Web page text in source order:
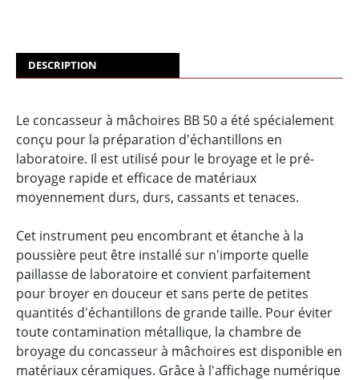
DESCRIPTION
Le concasseur à mâchoires BB 50 a été spécialement
conçu pour la préparation d'échantillons en
laboratoire. Il est utilisé pour le broyage et le pré-
broyage rapide et efficace de matériaux
moyennement durs, durs, cassants et tenaces.
Cet instrument peu encombrant et étanche à la
poussière peut être installé sur n'importe quelle
paillasse de laboratoire et convient parfaitement
pour broyer en douceur et sans perte de petites
quantités d'échantillons de grande taille. Pour éviter
toute contamination métallique, la chambre de
broyage du concasseur à mâchoires est disponible en
matériaux céramiques. Grâce à l'affichage numérique